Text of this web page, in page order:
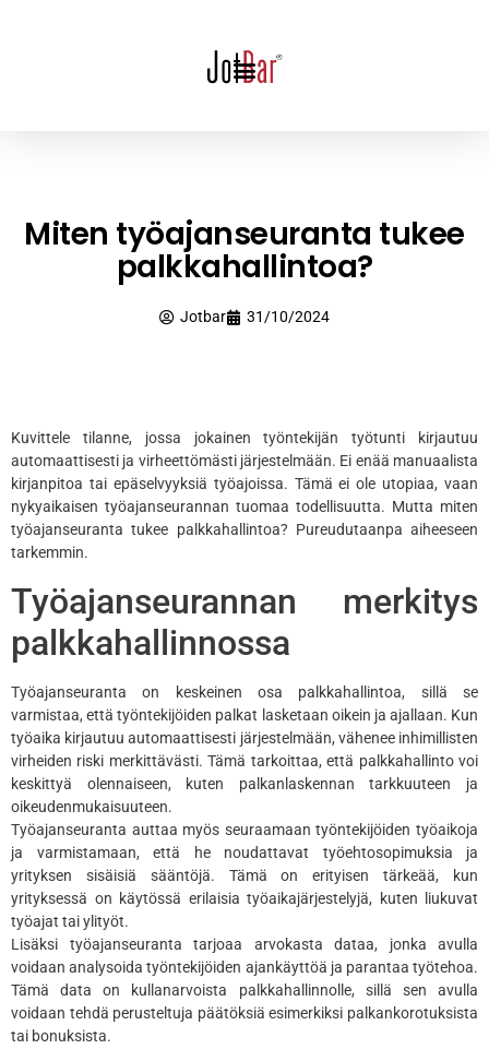
Miten työajanseuranta tukee
palkkahallintoa?
Jotbar 31/10/2024
Kuvittele tilanne, jossa jokainen työntekijän työtunti kirjautuu
automaattisesti ja virheettömästi järjestelmään. Ei enää manuaalista
kirjanpitoa tai epäselvyyksiä työajoissa. Tämä ei ole utopiaa, vaan
nykyaikaisen työajanseurannan tuomaa todellisuutta. Mutta miten
työajanseuranta tukee palkkahallintoa? Pureudutaanpa aiheeseen
tarkemmin.
Työajanseurannan merkitys
palkkahallinnossa
Työajanseuranta on keskeinen osa palkkahallintoa, sillä se
varmistaa, että työntekijöiden palkat lasketaan oikein ja ajallaan. Kun
työaika kirjautuu automaattisesti järjestelmään, vähenee inhimillisten
virheiden riski merkittävästi. Tämä tarkoittaa, että palkkahallinto voi
keskittyä olennaiseen, kuten palkanlaskennan tarkkuuteen ja
oikeudenmukaisuuteen.
Työajanseuranta auttaa myös seuraamaan työntekijöiden työaikoja
ja varmistamaan, että he noudattavat työehtosopimuksia ja
yrityksen sisäisiä sääntöjä. Tämä on erityisen tärkeää, kun
yrityksessä on käytössä erilaisia työaikajärjestelyjä, kuten liukuvat
työajat tai ylityöt.
Lisäksi työajanseuranta tarjoaa arvokasta dataa, jonka avulla
voidaan analysoida työntekijöiden ajankäyttöä ja parantaa työtehoa.
Tämä data on kullanarvoista palkkahallinnolle, sillä sen avulla
voidaan tehdä perusteltuja päätöksiä esimerkiksi palkankorotuksista
tai bonuksista.